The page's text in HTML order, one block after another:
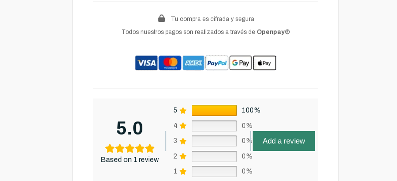
Tu compra es cifrada y segura
Todos nuestros pagos son realizados a través de Openpay®
5.0
Based on 1 review
5 100%
4 0%
3 0%
2 0%
1 0%
Add a review